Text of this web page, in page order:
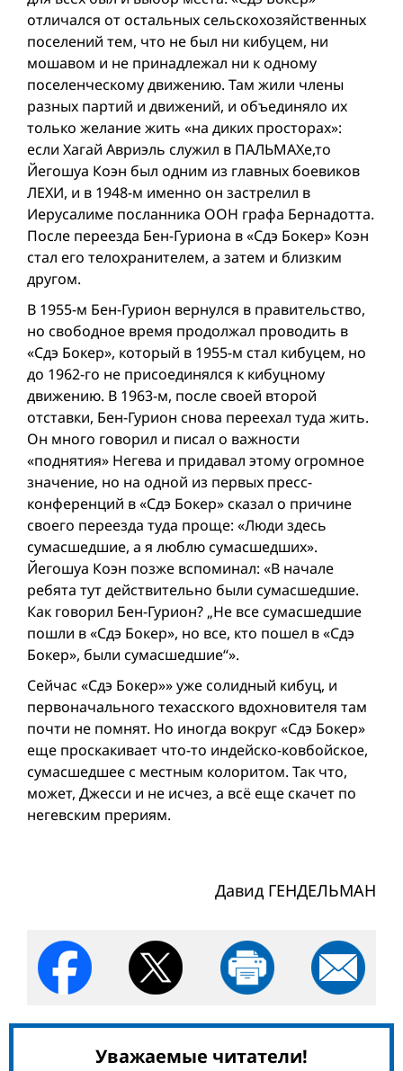
отличался от остальных сельскохозяйственных
поселений тем, что не был ни кибуцем, ни
мошавом и не принадлежал ни к одному
поселенческому движению. Там жили члены
разных партий и движений, и объединяло их
только желание жить «на диких просторах»:
если Хагай Авриэль служил в ПАЛЬМАХе,то
Йегошуа Коэн был одним из главных боевиков
ЛЕХИ, и в 1948-м именно он застрелил в
Иерусалиме посланника ООН графа Бернадотта.
После переезда Бен-Гуриона в «Сдэ Бокер» Коэн
стал его телохранителем, а затем и близким
другом.
В 1955-м Бен-Гурион вернулся в правительство,
но свободное время продолжал проводить в
«Сдэ Бокер», который в 1955-м стал кибуцем, но
до 1962-го не присоединялся к кибуцному
движению. В 1963-м, после своей второй
отставки, Бен-Гурион снова переехал туда жить.
Он много говорил и писал о важности
«поднятия» Негева и придавал этому огромное
значение, но на одной из первых пресс-
конференций в «Сдэ Бокер» сказал о причине
своего переезда туда проще: «Люди здесь
сумасшедшие, а я люблю сумасшедших».
Йегошуа Коэн позже вспоминал: «В начале
ребята тут действительно были сумасшедшие.
Как говорил Бен-Гурион? „Не все сумасшедшие
пошли в «Сдэ Бокер», но все, кто пошел в «Сдэ
Бокер», были сумасшедшие“».
Сейчас «Сдэ Бокер»» уже солидный кибуц, и
первоначального техасского вдохновителя там
почти не помнят. Но иногда вокруг «Сдэ Бокер»
еще проскакивает что-то индейско-ковбойское,
сумасшедшее с местным колоритом. Так что,
может, Джесси и не исчез, а всё еще скачет по
негевским прериям.
Давид ГЕНДЕЛЬМАН
Уважаемые читатели!